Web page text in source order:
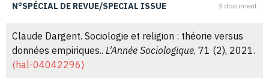
pp.283-299.⟨10.3917/anso.212.0283⟩
Claude Dargent. Des croyants sans pratique ? Le
paysage religieux de la France aujourd’hui.
Martine Barthélemy, Claude Dargent, Guy Groux, Henri
Rey. Les pratiques syndicales des militants.
journée
d'études, La CFDT aujourd’hui : engagement, valeurs et
rapport au politique, présentation des résultats d'enquête
Dec 2010, Paris, CEVIPOF, France.
N°SPÉCIAL DE REVUE/SPECIAL ISSUE 3 document
Claude Dargent. Sociologie et religion : théorie versus
données empiriques.. L'Année Sociologique, 71 (2), 2021.
⟨hal-04042296⟩